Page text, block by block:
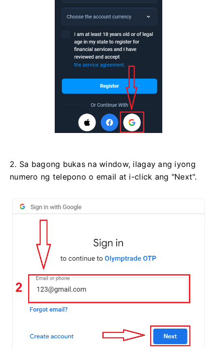
2. Sa bagong bukas na window, ilagay ang iyong
numero ng telepono o email at i-click ang "Next".